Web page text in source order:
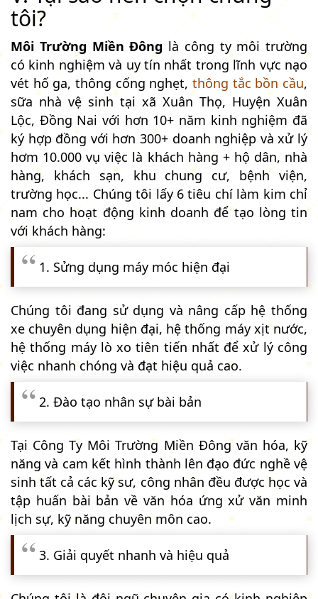
tôi?
Môi Trường Miền Đông là công ty môi trường
có kinh nghiệm và uy tín nhất trong lĩnh vực nạo
vét hố ga, thông cống nghẹt, thông tắc bồn cầu,
sữa nhà vệ sinh tại xã Xuân Thọ, Huyện Xuân
Lộc, Đồng Nai với hơn 10+ năm kinh nghiệm đã
ký hợp đồng với hơn 300+ doanh nghiệp và xử lý
hơm 10.000 vụ việc là khách hàng + hộ dân, nhà
hàng, khách sạn, khu chung cư, bệnh viện,
trường học... Chúng tôi lấy 6 tiêu chí làm kim chỉ
nam cho hoạt động kinh doanh để tạo lòng tin
với khách hàng:
1. Sửng dụng máy móc hiện đại
Chúng tôi đang sử dụng và nâng cấp hệ thống
xe chuyên dụng hiện đại, hệ thống máy xịt nước,
hệ thống máy lò xo tiên tiến nhất để xử lý công
việc nhanh chóng và đạt hiệu quả cao.
2. Đào tạo nhân sự bài bản
Tại Công Ty Môi Trường Miền Đông văn hóa, kỹ
năng và cam kết hình thành lên đạo đức nghề vệ
sinh tất cả các kỹ sư, công nhân đều được học và
tập huấn bài bản về văn hóa ứng xử văn minh
lịch sự, kỹ năng chuyên môn cao.
3. Giải quyết nhanh và hiệu quả